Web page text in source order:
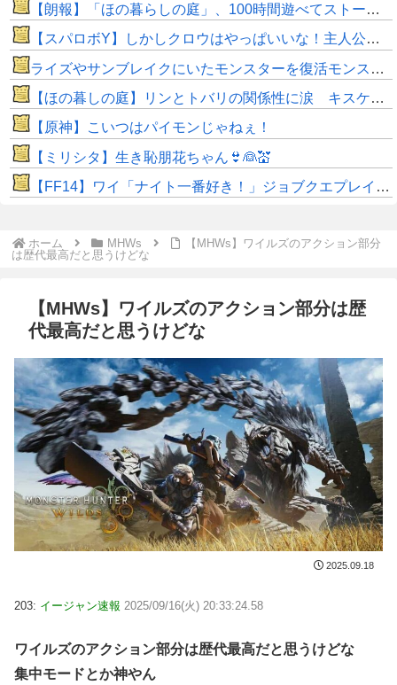
【朗報】「ほの暮らしの庭」、100時間遊べてストーリーも面白いスタバレの上位互換だとまじで好評
【スパロボY】しかしクロウはやっぱいいな！主人公として魅力的すぎる…！
ライズやサンブレイクにいたモンスターを復活モンスターと呼ぶのはやめよう
【ほの暮しの庭】リンとトバリの関係性に涙 キスケの株も急上昇
【原神】こいつはパイモンじゃねぇ！
【ミリシタ】生き恥朋花ちゃん👙👰💒
【FF14】ワイ「ナイト一番好き！」ジョブクエプレイ後「虚無すぎて泣ける…」←他ジョブなんて◯◯だぜw
ホーム MHWs
【MHWs】ワイルズのアクション部分
は歴代最高だと思うけどな
【MHWs】ワイルズのアクション部分は歴
代最高だと思うけどな
2025.09.18
203: イージャン速報 2025/09/16(火) 20:33:24.58
ワイルズのアクション部分は歴代最高だと思うけどな
集中モードとか神やん